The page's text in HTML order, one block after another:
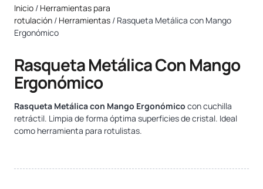
Inicio / Herramientas para
rotulación / Herramientas / Rasqueta Metálica con Mango
Ergonómico
Rasqueta Metálica Con Mango
Ergonómico
Rasqueta Metálica con Mango Ergonómico con cuchilla
retráctil. Limpia de forma óptima superficies de cristal. Ideal
como herramienta para rotulistas.